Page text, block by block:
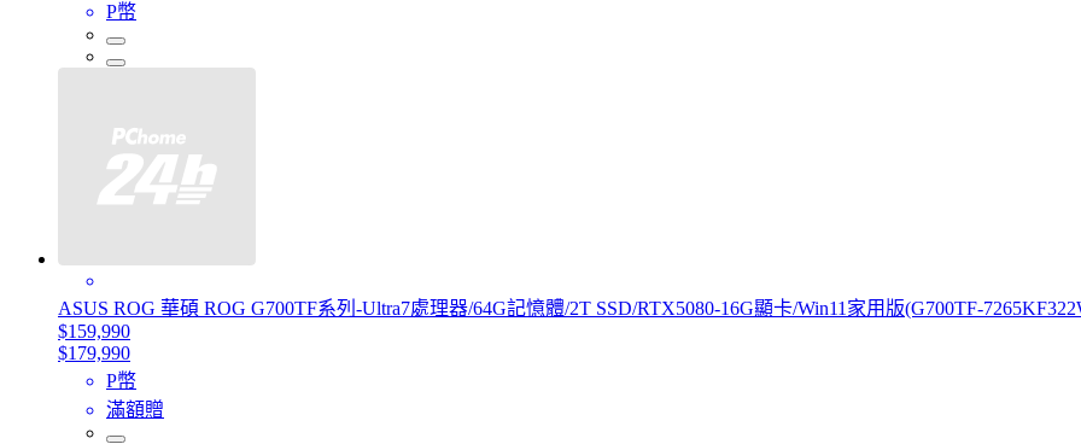
P幣
ASUS ROG 華碩 ROG G700TF系列-Ultra7處理器/64G記憶體/2T SSD/RTX5080-16G顯卡/Win11家用版(G700TF-
$159,990
$179,990
P幣
滿額贈